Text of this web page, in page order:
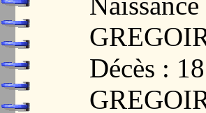
Décès :